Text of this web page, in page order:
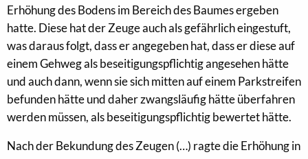
Erhöhung des Bodens im Bereich des Baumes ergeben
hatte. Diese hat der Zeuge auch als gefährlich eingestuft,
was daraus folgt, dass er angegeben hat, dass er diese auf
einem Gehweg als beseitigungspflichtig angesehen hätte
und auch dann, wenn sie sich mitten auf einem Parkstreifen
befunden hätte und daher zwangsläufig hätte überfahren
werden müssen, als beseitigungspflichtig bewertet hätte.
Nach der Bekundung des Zeugen (…) ragte die Erhöhung in